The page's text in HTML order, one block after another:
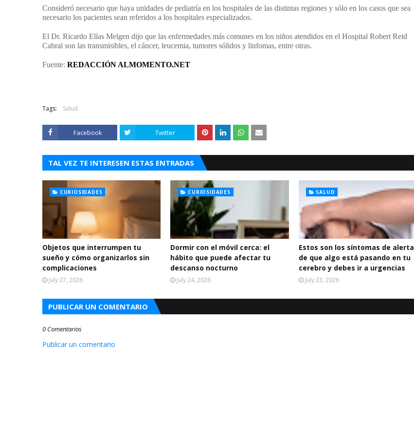
Consideró necesario que haya unidades de pediatría en los hospitales de las distintas regiones y sólo en los casos que sea
necesario los pacientes sean referidos a los hospitales especializados.
El Dr. Ricardo Elías Melgen dijo que las enfermedades más comunes en los niños atendidos en el Hospital Robert Reid
Cabral son las transmisibles, el cáncer, leucemia, tumores sólidos y linfomas, entre otras.
Fuente: REDACCIÓN ALMOMENTO.NET
Tags: Salud
Facebook Twitter
TAL VEZ TE INTERESEN ESTAS ENTRADAS
CURIOSIDADES
Objetos que interrumpen tu
sueño y cómo organizarlos sin
complicaciones
July 27, 2026
CURIOSIDADES
Dormir con el móvil cerca: el
hábito que puede afectar tu
descanso nocturno
July 24, 2026
SALUD
Estos son los síntomas de alerta
de que algo está pasando en tu
cerebro y debes ir a urgencias
July 23, 2026
PUBLICAR UN COMENTARIO
0 Comentarios
Publicar un comentario